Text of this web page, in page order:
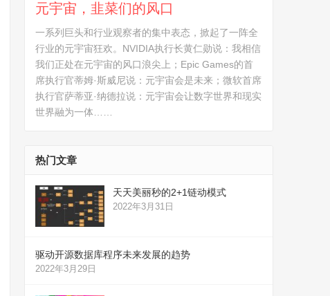
元宇宙，韭菜们的风口
一系列巨头和行业观察者的集中表态，掀起了一阵全
行业的元宇宙狂欢。NVIDIA执行长黄仁勋说：我相信
我们正处在元宇宙的风口浪尖上；Epic Games的首
席执行官蒂姆·斯威尼说：元宇宙会是未来；微软首席
执行官萨蒂亚·纳德拉说：元宇宙会让数字世界和现实
世界融为一体……
热门文章
天天美丽秒的2+1链动模式
2022年3月31日
驱动开源数据库程序未来发展的趋势
2022年3月29日